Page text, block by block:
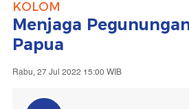
KOLOM
Menjaga
Papua
Rabu, 27 Jul 2022 15:00 WIB